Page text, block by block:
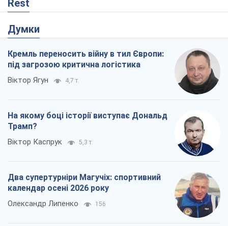
Rest
Думки
Кремль переносить війну в тил Європи:
під загрозою критична логістика
Віктор Ягун 4,7 т.
На якому боці історії виступає Дональд
Трамп?
Віктор Каспрук 5,3 т.
Два супертурніри Магучіх: спортивний
календар осені 2026 року
Олександр Липенко 156